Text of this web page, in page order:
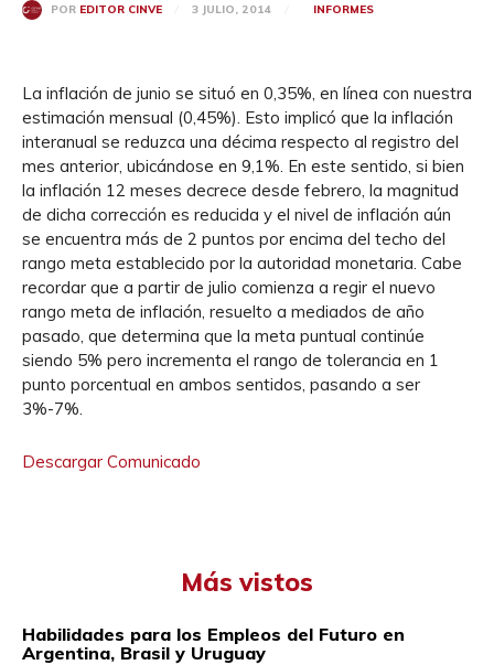
POR EDITOR CINVE 3 JULIO, 2014 INFORMES
La inflación de junio se situó en 0,35%, en línea con nuestra
estimación mensual (0,45%). Esto implicó que la inflación
interanual se reduzca una décima respecto al registro del
mes anterior, ubicándose en 9,1%. En este sentido, si bien
la inflación 12 meses decrece desde febrero, la magnitud
de dicha corrección es reducida y el nivel de inflación aún
se encuentra más de 2 puntos por encima del techo del
rango meta establecido por la autoridad monetaria. Cabe
recordar que a partir de julio comienza a regir el nuevo
rango meta de inflación, resuelto a mediados de año
pasado, que determina que la meta puntual continúe
siendo 5% pero incrementa el rango de tolerancia en 1
punto porcentual en ambos sentidos, pasando a ser
3%-7%.
Descargar Comunicado
Más vistos
Habilidades para los Empleos del Futuro en
Argentina, Brasil y Uruguay